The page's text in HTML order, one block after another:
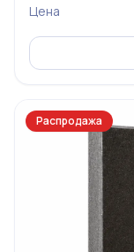
Цена
Распродажа